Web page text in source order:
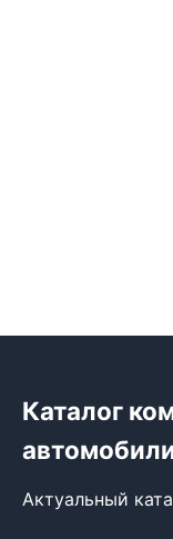
Каталог
Актуальный